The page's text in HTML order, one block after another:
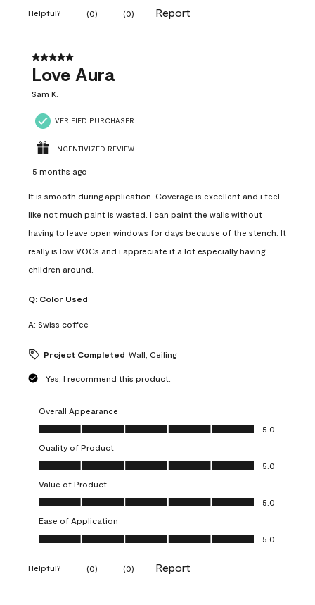
Helpful? (0) (0) Report
5 out of 5 stars.
Love Aura
Sam K.
VERIFIED PURCHASER
INCENTIVIZED REVIEW
5 months ago
It is smooth during application. Coverage is excellent and i feel
like not much paint is wasted. I can paint the walls without
having to leave open windows for days because of the stench. It
really is low VOCs and i appreciate it a lot especially having
children around.
Q: Color Used
A: Swiss coffee
Project Completed Wall, Ceiling
Yes, I recommend this product.
Overall Appearance
Overall Appearance, 5.0 out of 5
5.0
Quality of Product
Quality of Product, 5.0 out of 5
5.0
Value of Product
Value of Product, 5.0 out of 5
5.0
Ease of Application
Ease of Application, 5.0 out of 5
5.0
Helpful? (0) (0) Report